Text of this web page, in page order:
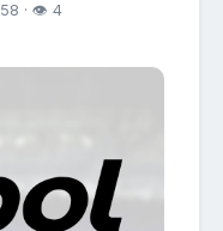
· 👁 4